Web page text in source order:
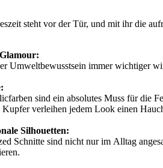
steht vor der Tür, und mit ihr die
Umweltbewusstsein immer wichtiger
sind ein absolutes Muss für die
verleihen jedem Look einen
Silhouetten:
Schnitte sind nicht nur im Alltag